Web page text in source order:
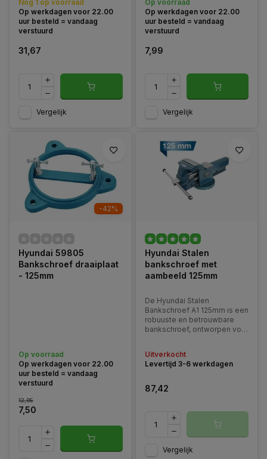
stam, schoon gepolijst bed,
tot vaststelling van slots, met
prisma kaken voor veilig
spannen van rond materiaal.
Nog 1 op voorraad
Op werkdagen voor 22.00
uur besteld = vandaag
verstuurd
31,67
Vergelijk
Op voorraad
Op werkdagen voor 22.00
uur besteld = vandaag
verstuurd
7,99
Vergelijk
-42%
Hyundai 59805
Bankschroef draaiplaat
- 125mm
Op voorraad
Op werkdagen voor 22.00
uur besteld = vandaag
verstuurd
12,95
7,50
Hyundai Stalen
bankschroef met
aambeeld 125mm
De Hyundai Stalen
Bankschroef A1 125mm is een
robuuste en betrouwbare
bankschroef, ontworpen voor
als garages.
Uitverkocht
Levertijd 3-6 werkdagen
87,42
Vergelijk